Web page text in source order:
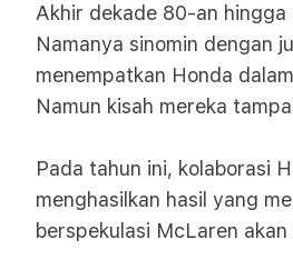
Akhir dekade 80-an hingga
Namanya sinomin dengan
menempatkan Honda
Namun kisah mereka
Pada tahun ini, kolaborasi
menghasilkan hasil yang
berspekulasi McLaren